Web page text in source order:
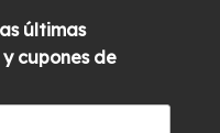
últimas
cupones de